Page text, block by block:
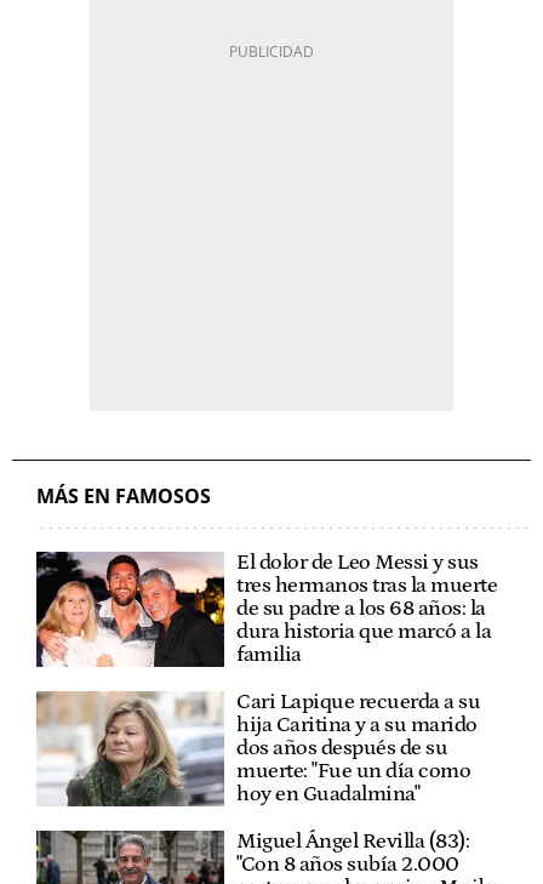
MÁS EN FAMOSOS
El dolor de Leo Messi y sus
tres hermanos tras la muerte
de su padre a los 68 años: la
dura historia que marcó a la
familia
Cari Lapique recuerda a su
hija Caritina y a su marido
dos años después de su
muerte: "Fue un día como
hoy en Guadalmina"
Miguel Ángel Revilla (83):
"Con 8 años subía 2.000